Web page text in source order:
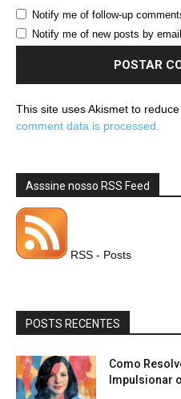
Notify me of follow-up
Notify me of new posts by
This site uses Akismet to
comment data is processed.
Asssine nosso RSS Feed
RSS - Posts
POSTS RECENTES
Como
Impulsionar